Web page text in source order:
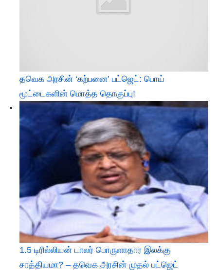
தவெக அரசின் ‘கற்பனை’ பட்ஜெட்: பொய்
மூட்டைகளின் மொத்த தொகுப்பு!
1.5 டிரில்லியன் டாலர் பொருளாதார இலக்கு
சாத்தியமா? – தவெக அரசின் முதல் பட்ஜெட்